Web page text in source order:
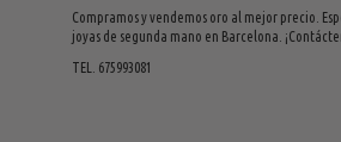
Compramos y vendemos oro al mejor precio.
joyas de segunda mano en Barcelona.
TEL. 675993081